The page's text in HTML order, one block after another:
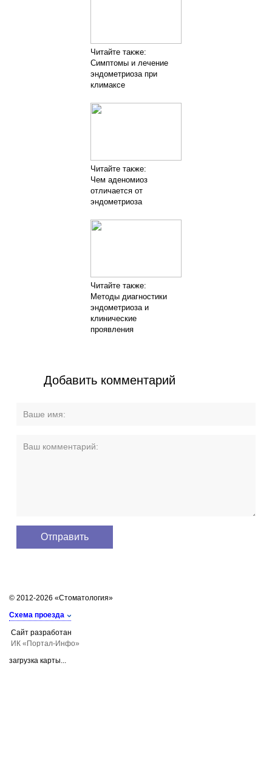
Читайте также:
Симптомы и лечение
эндометриоза при
климаксе
Читайте также:
Чем аденомиоз
отличается от
эндометриоза
Читайте также:
Методы диагностики
эндометриоза и
клинические
проявления
Добавить комментарий
© 2012-2026 «Стоматология»
Схема проезда
Сайт разработан
ИК «Портал-Инфо»
загрузка карты...